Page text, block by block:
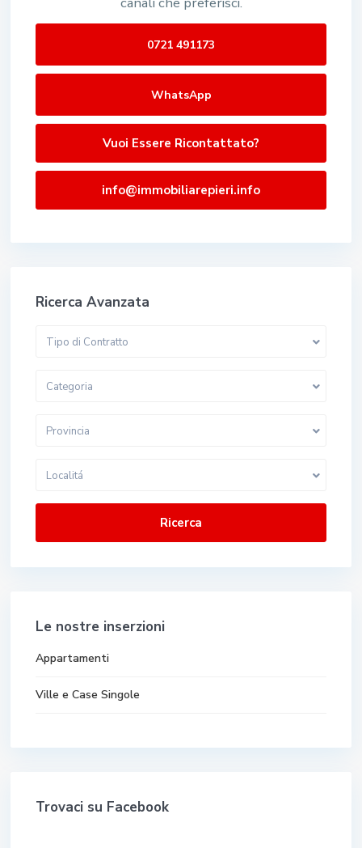
0721 491173
WhatsApp
Vuoi Essere Ricontattato?
info@immobiliarepieri.info
Ricerca Avanzata
Tipo di Contratto
Categoria
Provincia
Localitá
Ricerca
Le nostre inserzioni
Appartamenti
Ville e Case Singole
Trovaci su Facebook